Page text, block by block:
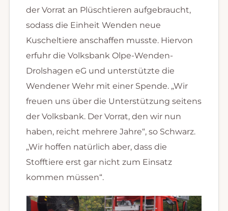
der Vorrat an Plüschtieren aufgebraucht,
sodass die Einheit Wenden neue
Kuscheltiere anschaffen musste. Hiervon
erfuhr die Volksbank Olpe-Wenden-
Drolshagen eG und unterstützte die
Wendener Wehr mit einer Spende. „Wir
freuen uns über die Unterstützung seitens
der Volksbank. Der Vorrat, den wir nun
haben, reicht mehrere Jahre“, so Schwarz.
„Wir hoffen natürlich aber, dass die
Stofftiere erst gar nicht zum Einsatz
kommen müssen“.